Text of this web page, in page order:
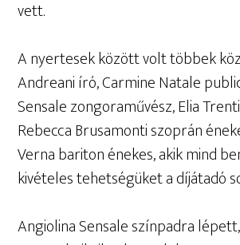
vett.
A nyertesek között volt többek
Andreani író, Carmine Natale
Sensale zongoraművész, Elia
Rebecca Brusamonti szoprán
Verna bariton énekes, akik mind
kivételes tehetségüket a díjátadó
Angiolina Sensale színpadra